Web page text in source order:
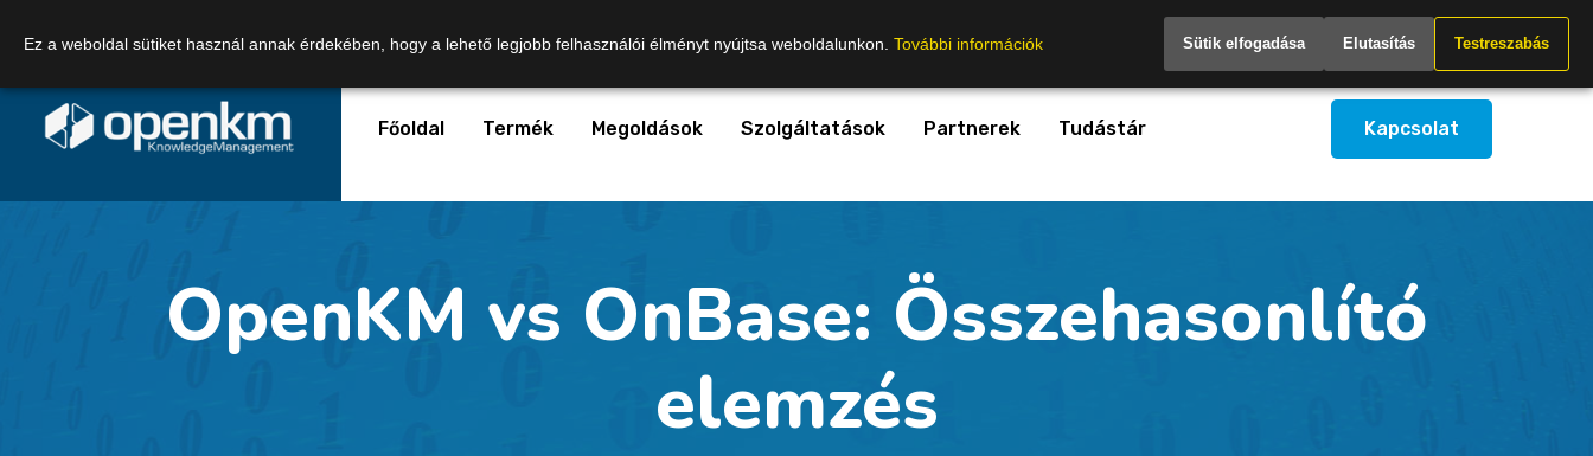
Főoldal Termék Megoldások Szolgáltatások Partnerek Tudástár Kapcsolat
OpenKM vs OnBase: Összehasonlító
elemzés
Ez a weboldal sütiket használ annak érdekében, hogy a lehető legjobb felhasználói élményt nyújtsa weboldalunkon. További információk Sütik elfogadása Elutasítás Testreszabás